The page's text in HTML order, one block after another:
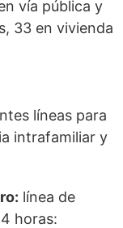
vía pública y
33 en vivienda
líneas para
intrafamiliar y
línea de
horas: